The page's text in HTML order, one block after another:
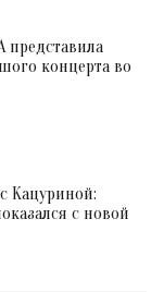
представила
концерта во
Кацуриной:
с новой